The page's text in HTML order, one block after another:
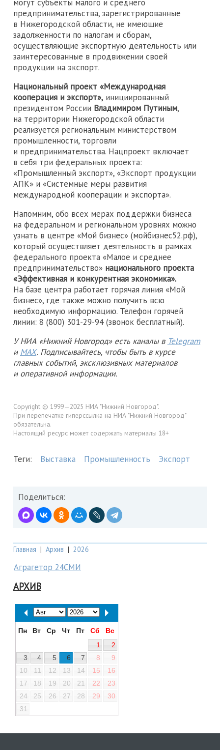
могут субъекты малого и среднего
предпринимательства, зарегистрированные
в Нижегородской области, не имеющие
задолженности по налогам и сборам,
осуществляющие экспортную деятельность или
заинтересованные в продвижении своей
продукции на экспорт.
Национальный проект «Международная
кооперация и экспорт», инициированный
президентом России Владимиром Путиным,
на территории Нижегородской области
реализуется региональным министерством
промышленности, торговли
и предпринимательства. Нацпроект включает
в себя три федеральных проекта:
«Промышленный экспорт», «Экспорт продукции
АПК» и «Системные меры развития
международной кооперации и экспорта».
Напомним, обо всех мерах поддержки бизнеса
на федеральном и региональном уровнях можно
узнать в центре «Мой бизнес» (мойбизнес52.рф),
который осуществляет деятельность в рамках
федерального проекта «Малое и среднее
предпринимательство» национального проекта
«Эффективная и конкурентная экономика».
На базе центра работает горячая линия «Мой
бизнес», где также можно получить всю
необходимую информацию. Телефон горячей
линии: 8 (800) 301-29-94 (звонок бесплатный).
У НИА «Нижний Новгород» есть каналы в Telegram
и MAX. Подписывайтесь, чтобы быть в курсе
главных событий, эксклюзивных материалов
и оперативной информации.
Copyright © 1999—2025 НИА "Нижний Новгород".
При перепечатке гиперссылка на НИА "Нижний Новгород"
обязательна.
Настоящий ресурс может содержать материалы 18+
Теги: Выставка Промышленность Экспорт
Поделиться:
Главная | Архив | 2026
Аграгетор 24СМИ
АРХИВ
Пн Вт Ср Чт Пт Сб
Вс
1
2
3
4 5 6 7 8
9
10
11 12 13 14 15
16
17
18 19 20 21 22
23
24
25 26 27 28 29
30
31